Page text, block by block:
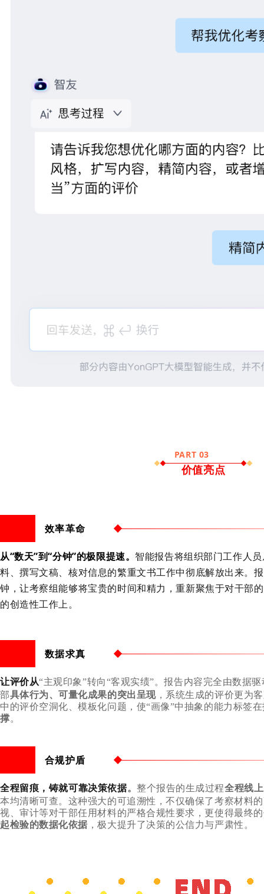
PART 03
价值亮点
效率革命
从“数天”到“分钟”的极限提速。 智能报告将组织部门工作人
料、撰写文稿、核对信息的繁重文书工作中彻底解放出来。
钟 ，让考察组能够将宝贵的时间和精力，重新聚焦于对干部
的创造性工作上。
数据求真
让评价从“主观印象”转向“客观实绩”。报告内容完全由数据
部具体行为、可量化成果的突出呈现，系统生成的评价更为
中的评价空洞化、模板化问题，使“画像”中抽象的能力标签
撑。
合规护盾
全程留痕，铸就可靠决策依据。整个报告的生成过程全程线
本均清晰可查。这种强大的可追溯性，不仅确保了考察材料
视、审计等对干部任用材料的严格合规性要求，更使得最终
起检验的数据化依据 ，极大提升了决策的公信力与严肃性。